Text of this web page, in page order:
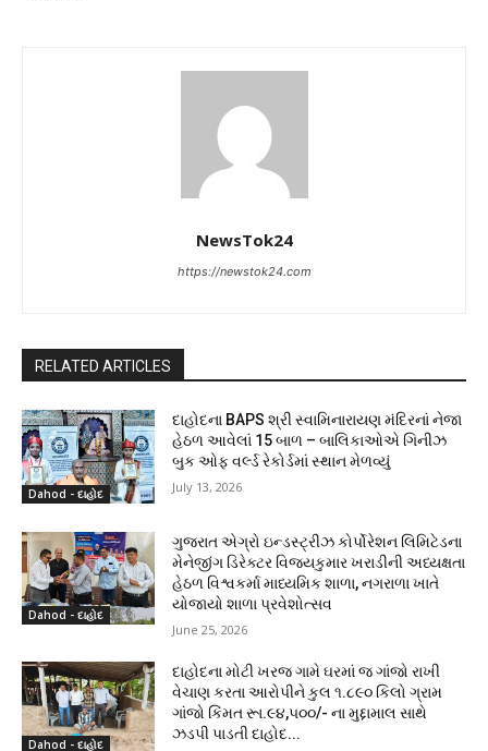
NewsTok24
https://newstok24.com
RELATED ARTICLES
Dahod - દાહોદ
દાહોદના BAPS શ્રી સ્વામિનારાયણ મંદિરનાં નેજા
હેઠળ આવેલાં 15 બાળ – બાલિકાઓએ ગિનીઝ
બુક ઓફ વર્લ્ડ રેકોર્ડમાં સ્થાન મેળવ્યું
July 13, 2026
Dahod - દાહોદ
ગુજરાત એગ્રો ઇન્ડસ્ટ્રીઝ કોર્પોરેશન લિમિટેડના
મેનેજીંગ ડિરેક્ટર વિજયકુમાર ખરાડીની અધ્યક્ષતા
હેઠળ વિશ્વકર્મા માધ્યમિક શાળા, નગરાળા ખાતે
યોજાયો શાળા પ્રવેશોત્સવ
June 25, 2026
Dahod - દાહોદ
દાહોદના મોટી ખરજ ગામે ઘરમાં જ ગાંજો રાખી
વેચાણ કરતા આરોપીને કુલ ૧.૮૯૦ કિલો ગ્રામ
ગાંજો કિંમત રૂા.૯૪,૫૦૦/- ના મુદ્દામાલ સાથે
ઝડપી પાડતી દાહોદ...